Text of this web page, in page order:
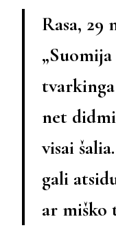
Rasa, 29
net
visai
gali
ar miško